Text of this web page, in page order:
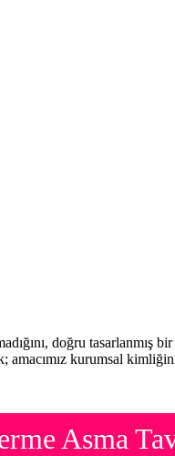
doğru tasarlanmış
kurumsal
Asma